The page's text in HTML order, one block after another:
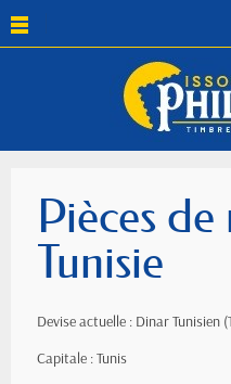
Pièces
Tunisie
Devise actuelle : Dinar Tunisien
Capitale : Tunis